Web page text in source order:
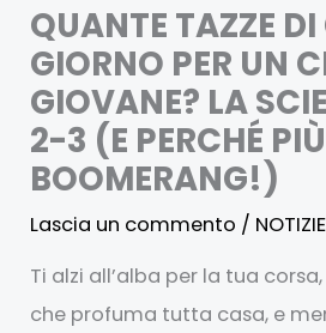
QUANTE TAZZE DI
GIORNO PER UN
GIOVANE? LA
2-3 (E PERCHÉ
BOOMERANG!)
Lascia un commento / NOTIZIE
Ti alzi all’alba per la tua
che profuma tutta casa, e